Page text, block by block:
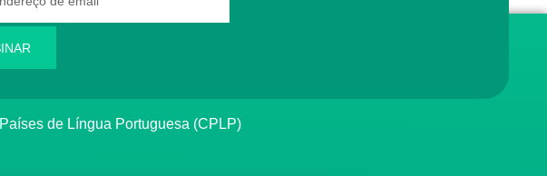
de Língua Portuguesa (CPLP)